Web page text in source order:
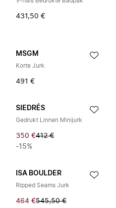
431,50 €
MSGM
Korte Jurk
491 €
SIEDRÉS
Gedrukt Linnen Minijurk
350 €412 €
-15%
ISA BOULDER
Ripped Seams Jurk
464 €545,50 €